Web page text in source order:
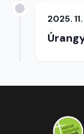
2025.